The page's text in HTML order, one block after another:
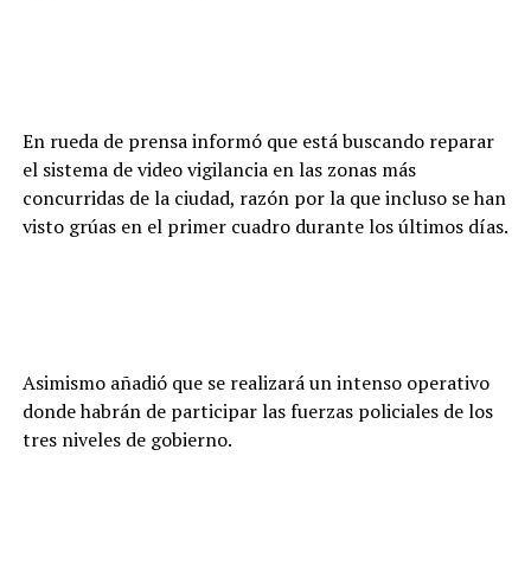
En rueda de prensa informó que está buscando reparar
el sistema de video vigilancia en las zonas más
concurridas de la ciudad, razón por la que incluso se han
visto grúas en el primer cuadro durante los últimos días.
Asimismo añadió que se realizará un intenso operativo
donde habrán de participar las fuerzas policiales de los
tres niveles de gobierno.